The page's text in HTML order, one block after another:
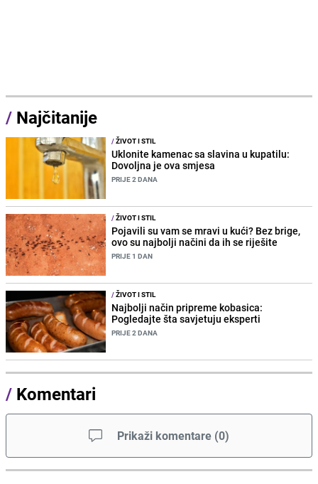
/ Najčitanije
/ŽIVOT I STIL
Uklonite kamenac sa slavina u kupatilu:
Dovoljna je ova smjesa
PRIJE 2 DANA
/ŽIVOT I STIL
Pojavili su vam se mravi u kući? Bez brige,
ovo su najbolji načini da ih se riješite
PRIJE 1 DAN
/ŽIVOT I STIL
Najbolji način pripreme kobasica:
Pogledajte šta savjetuju eksperti
PRIJE 2 DANA
/ Komentari
Prikaži komentare (0)